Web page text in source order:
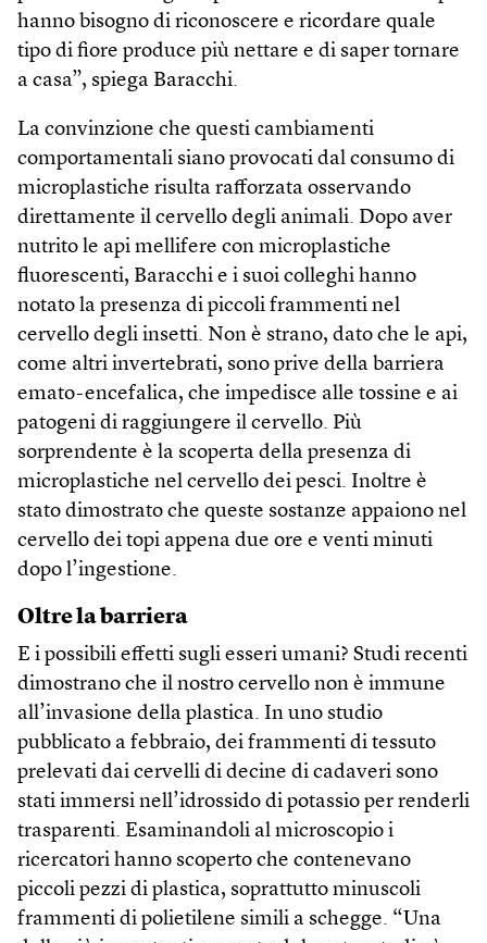
hanno bisogno di riconoscere e ricordare quale
tipo di fiore produce più nettare e di saper tornare
a casa”, spiega Baracchi.
La convinzione che questi cambiamenti
comportamentali siano provocati dal consumo di
microplastiche risulta rafforzata osservando
direttamente il cervello degli animali. Dopo aver
nutrito le api mellifere con microplastiche
fluorescenti, Baracchi e i suoi colleghi hanno
notato la presenza di piccoli frammenti nel
cervello degli insetti. Non è strano, dato che le api,
come altri invertebrati, sono prive della barriera
emato-encefalica, che impedisce alle tossine e ai
patogeni di raggiungere il cervello. Più
sorprendente è la scoperta della presenza di
microplastiche nel cervello dei pesci. Inoltre è
stato dimostrato che queste sostanze appaiono nel
cervello dei topi appena due ore e venti minuti
dopo l’ingestione.
Oltre la barriera
E i possibili effetti sugli esseri umani? Studi recenti
dimostrano che il nostro cervello non è immune
all’invasione della plastica. In uno studio
pubblicato a febbraio, dei frammenti di tessuto
prelevati dai cervelli di decine di cadaveri sono
stati immersi nell’idrossido di potassio per renderli
trasparenti. Esaminandoli al microscopio i
ricercatori hanno scoperto che contenevano
piccoli pezzi di plastica, soprattutto minuscoli
frammenti di polietilene simili a schegge. “Una